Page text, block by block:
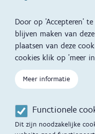
Door op 'Accepteren'
blijven maken van
plaatsen van deze
cookies klik op 'meer
Meer informatie
Functionele
Dit zijn noodzakelijke
Slapen
Voet
Kind en Gezin diensten
Aanbod tijdens de
zwangerschap
Opvoedingsondersteuning